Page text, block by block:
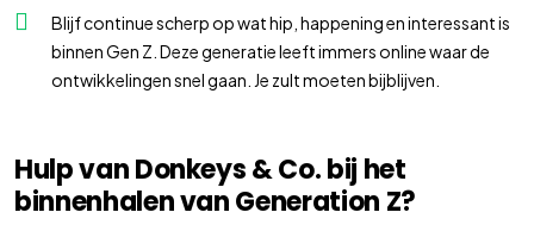
Blijf continue scherp op wat hip, happening en interessant is
binnen Gen Z. Deze generatie leeft immers online waar de
ontwikkelingen snel gaan. Je zult moeten bijblijven.
Hulp van Donkeys & Co. bij het
binnenhalen van Generation Z?